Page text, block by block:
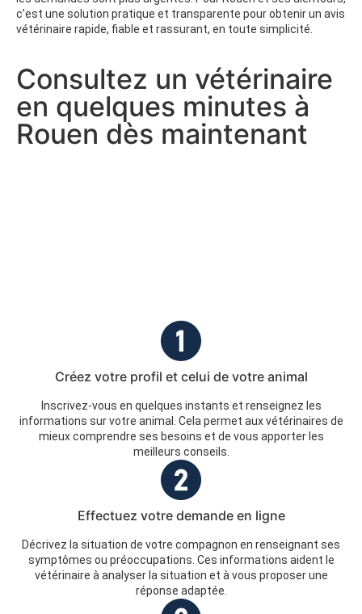
c’est une solution pratique et transparente pour obtenir un avis
vétérinaire rapide, fiable et rassurant, en toute simplicité.
Consultez un vétérinaire
en quelques minutes à
Rouen dès maintenant
Créez votre profil et celui de votre animal
Inscrivez-vous en quelques instants et renseignez les
informations sur votre animal. Cela permet aux vétérinaires de
mieux comprendre ses besoins et de vous apporter les
meilleurs conseils.
Effectuez votre demande en ligne
Décrivez la situation de votre compagnon en renseignant ses
symptômes ou préoccupations. Ces informations aident le
vétérinaire à analyser la situation et à vous proposer une
réponse adaptée.